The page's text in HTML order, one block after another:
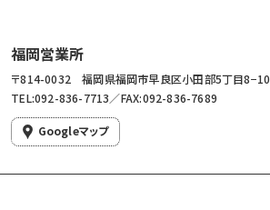
福岡営業所
〒814-0032 福岡県福岡市早良区小田部5丁目8−10
TEL:092-836-7713／FAX:092-836-7689
Googleマップ